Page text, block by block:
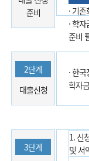
준비
· 기
· 학
준비
2단계
대출신청
· 한
학자
3단계
1. 신
및 서